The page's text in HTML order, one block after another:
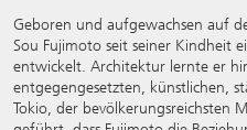
Geboren und aufgewachsen auf
Sou Fujimoto seit seiner Kindheit
entwickelt. Architektur lernte er
entgegengesetzten, künstlichen,
Tokio, der bevölkerungsreichsten